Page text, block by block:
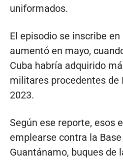
uniformados.
El episodio se inscribe
aumentó en mayo,
Cuba habría adquirido
militares procedentes de
2023.
Según ese reporte, esos
emplearse contra la
Guantánamo, buques de